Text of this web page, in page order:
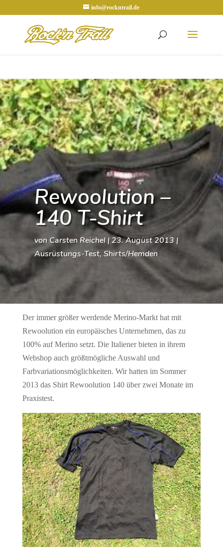
info@rockntrail.de
Rewoolution –
140 T-Shirt
von Carsten Reichel| 23. August 2013|
Ausrüstungs-Test, Shirts/Hemden
Der immer größer werdende Merino-Markt hat mit
Rewoolution ein europäisches Unternehmen, das zu
100% auf Merino setzt. Die Italiener bieten in ihrem
Webshop auch größtmögliche Auswahl und
Farbvariationsmöglichkeiten. Wir hatten im Sommer
2013 das Shirt Rewoolution 140 über zwei Monate im
Praxistest.